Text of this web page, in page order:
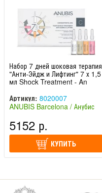
Набор 7 дней шоковая терапия
"Анти-Эйдж и Лифтинг" 7 х 1,5
мл Shock Treatment - An
Артикул: 8020007
ANUBIS Barcelona / Анубис
5152 р.
КУПИТЬ